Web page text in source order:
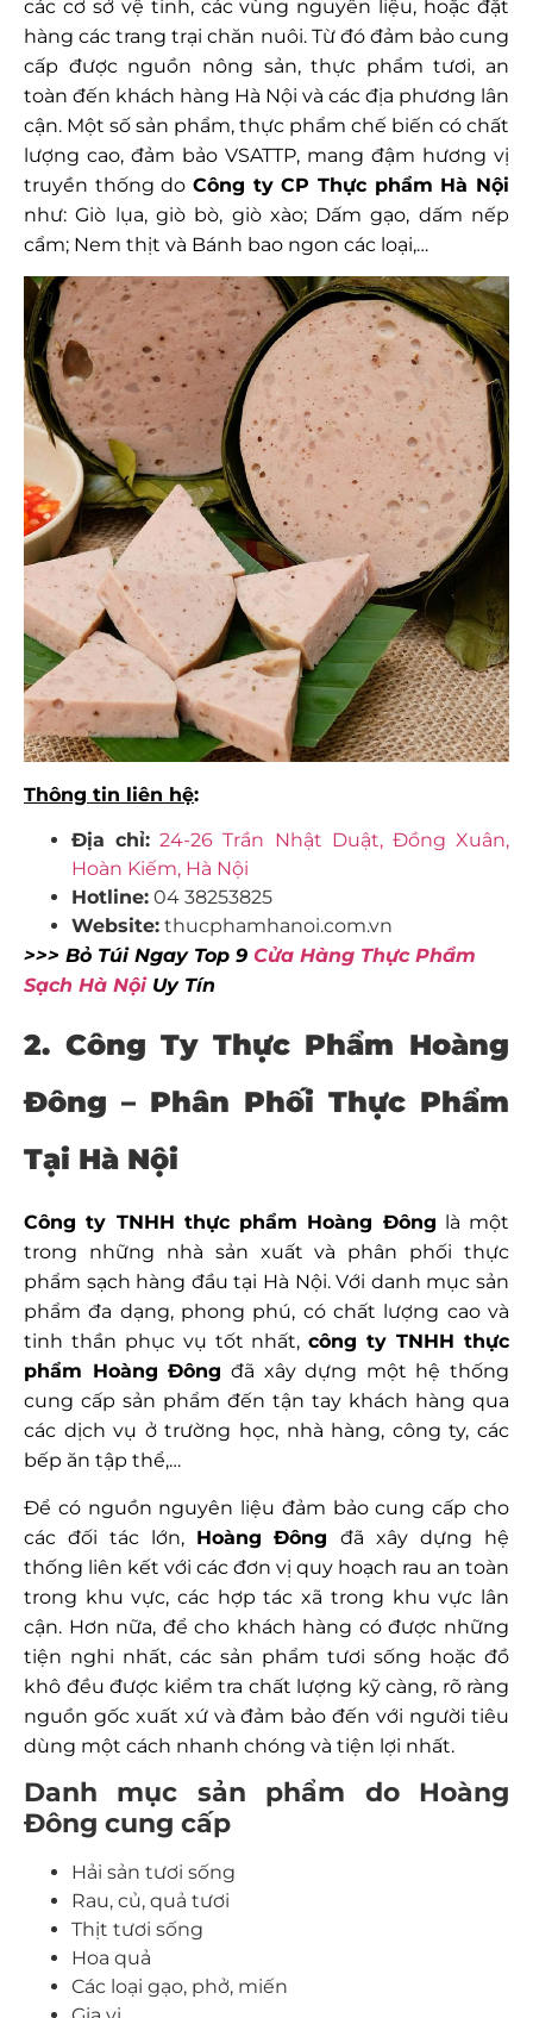
các cơ sở vệ tinh, các vùng nguyên liệu, hoặc đặt
hàng các trang trại chăn nuôi. Từ đó đảm bảo cung
cấp được nguồn nông sản, thực phẩm tươi, an
toàn đến khách hàng Hà Nội và các địa phương lân
cận. Một số sản phẩm, thực phẩm chế biến có chất
lượng cao, đảm bảo VSATTP, mang đậm hương vị
truyền thống do Công ty CP Thực phẩm Hà Nội
như: Giò lụa, giò bò, giò xào; Dấm gạo, dấm nếp
cẩm; Nem thịt và Bánh bao ngon các loại,…
Thông tin liên hệ:
Địa chỉ: 24-26 Trần Nhật Duật, Đồng Xuân,
Hoàn Kiếm, Hà Nội
Hotline: 04 38253825
Website: thucphamhanoi.com.vn
>>> Bỏ Túi Ngay Top 9 Cửa Hàng Thực Phẩm
Sạch Hà NộiUy Tín
2. Công Ty Thực Phẩm Hoàng
Đông – Phân Phối Thực Phẩm
Tại Hà Nội
Công ty TNHH thực phẩm Hoàng Đông là một
trong những nhà sản xuất và phân phối thực
phẩm sạch hàng đầu tại Hà Nội. Với danh mục sản
phẩm đa dạng, phong phú, có chất lượng cao và
tinh thần phục vụ tốt nhất,công ty TNHH thực
phẩm Hoàng Đông đã xây dựng một hệ thống
cung cấp sản phẩm đến tận tay khách hàng qua
các dịch vụ ở trường học, nhà hàng, công ty, các
bếp ăn tập thể,…
Để có nguồn nguyên liệu đảm bảo cung cấp cho
các đối tác lớn, Hoàng Đôngđã xây dựng hệ
thống liên kết với các đơn vị quy hoạch rau an toàn
trong khu vực, các hợp tác xã trong khu vực lân
cận. Hơn nữa, để cho khách hàng có được những
tiện nghi nhất, các sản phẩm tươi sống hoặc đồ
khô đều được kiểm tra chất lượng kỹ càng, rõ ràng
nguồn gốc xuất xứ và đảm bảo đến với người tiêu
dùng một cách nhanh chóng và tiện lợi nhất.
Danh mục sản phẩm do Hoàng
Đông cung cấp
Hải sản tươi sống
Rau, củ, quả tươi
Thịt tươi sống
Hoa quả
Các loại gạo, phở, miến